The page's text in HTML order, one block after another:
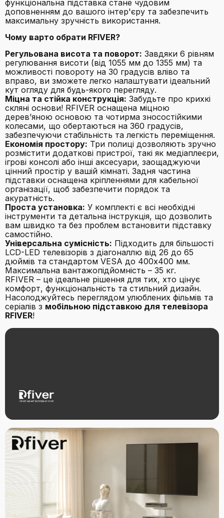
функціональна підставка стане чудовим
доповненням до вашого інтер'єру та забезпечить
максимальну зручність використання.
Чому варто обрати RFIVER?
Регульована висота та поворот: Завдяки 6 рівням
регулювання висоти (від 1055 мм до 1355 мм) та
можливості повороту на 30 градусів вліво та
вправо, ви зможете легко налаштувати ідеальний
кут огляду для будь-якого перегляду.
Міцна та стійка конструкція: Забудьте про крихкі
скляні основи! RFIVER оснащена міцною
дерев’яною основою та чотирма зносостійкими
колесами, що обертаються на 360 градусів,
забезпечуючи стабільність та легкість переміщення.
Економія простору: Три полиці дозволяють зручно
розмістити додаткові пристрої, такі як медіаплеєри,
ігрові консолі або інші аксесуари, заощаджуючи
цінний простір у вашій кімнаті. Задня частина
підставки оснащена кріпленнями для кабельної
організації, щоб забезпечити порядок та
акуратність.
Проста установка: У комплекті є всі необхідні
інструменти та детальна інструкція, що дозволить
вам швидко та без проблем встановити підставку
самостійно.
Універсальна сумісність: Підходить для більшості
LCD-LED телевізорів з діагоналлю від 26 до 65
дюймів та стандартом VESA до 400x400 мм.
Максимальна вантажопідйомність – 35 кг.
RFIVER – це ідеальне рішення для тих, хто цінує
комфорт, функціональність та стильний дизайн.
Насолоджуйтесь переглядом улюблених фільмів та
серіалів з мобільною підставкою для телевізора
RFIVER!